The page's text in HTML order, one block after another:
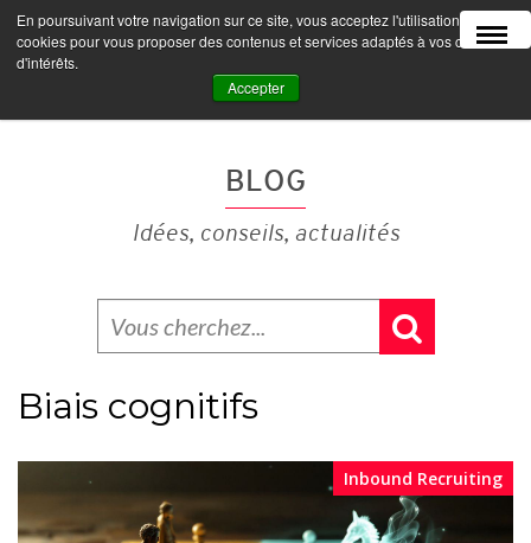
En poursuivant votre navigation sur ce site, vous acceptez l'utilisation de
cookies pour vous proposer des contenus et services adaptés à vos centres
d'intérêts.
Accepter
MENU
BLOG
Idées, conseils, actualités
Biais cognitifs
Inbound Recruiting